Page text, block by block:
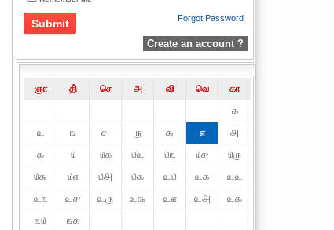
Forgot Password
Create an account ?
ஞா தி் செ அ வி வெ
கா
௧
௨
௩ ௪ ௫ ௬ ௭
௮
௯
௰ ௰௧ ௰௨ ௰௩ ௰௪
௰௫
௰௬
௰௭ ௰௮ ௰௯ ௨௰ ௨௧
௨௨
௨௩
௨௪ ௨௫ ௨௬ ௨௭ ௨௮
௨௯
௩௰
௩௧